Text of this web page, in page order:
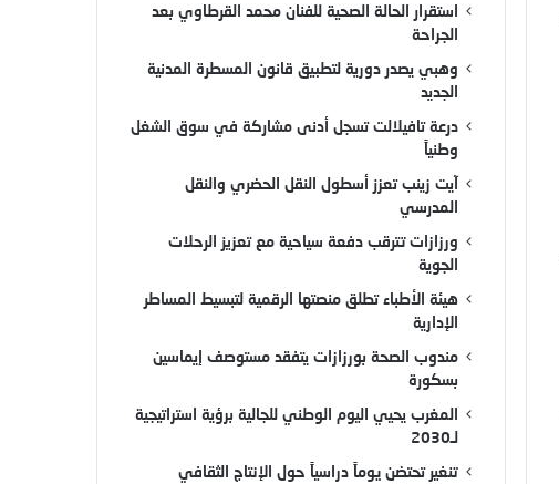
استقرار الحالة الصحية للفنان محمد القرطاوي بعد
الجراحة
وهبي يصدر دورية لتطبيق قانون المسطرة المدنية
الجديد
درعة تافيلالت تسجل أدنى مشاركة في سوق الشغل
وطنياً
آيت زينب تعزز أسطول النقل الحضري والنقل
المدرسي
ورزازات تترقب دفعة سياحية مع تعزيز الرحلات
الجوية
هيئة الأطباء تطلق منصتها الرقمية لتبسيط المساطر
الإدارية
مندوب الصحة بورزازات يتفقد مستوصف إيماسين
بسكورة
المغرب يحيي اليوم الوطني للجالية برؤية استراتيجية
لـ2030
تنغير تحتضن يوماً دراسياً حول الإنتاج الثقافي